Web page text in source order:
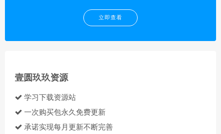
立即查看
壹圆玖玖资源
学习下载资源站
一次购买包永久免费更新
承诺实现每月更新不断完善